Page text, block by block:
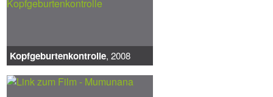
Kopfgeburtenkontrolle, 2008